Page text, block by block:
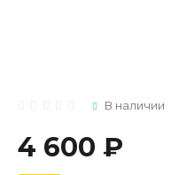
В наличии
4 600 ₽